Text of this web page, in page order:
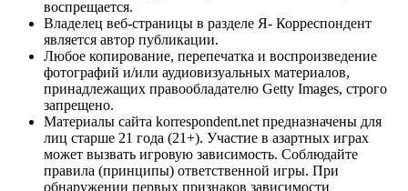
воспрещается.
Владелец веб-страницы в разделе Я- Корреспондент
является автор публикации.
Любое копирование, перепечатка и воспроизведение
фотографий и/или аудиовизуальных материалов,
принадлежащих правообладателю Getty Images, строго
запрещено.
Материалы сайта korrespondent.net предназначены для
лиц старше 21 года (21+). Участие в азартных играх
может вызвать игровую зависимость. Соблюдайте
правила (принципы) ответственной игры. При
обнаружении первых признаков зависимости